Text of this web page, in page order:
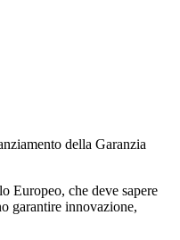
della Garanzia
Europeo, che deve sapere
garantire innovazione,